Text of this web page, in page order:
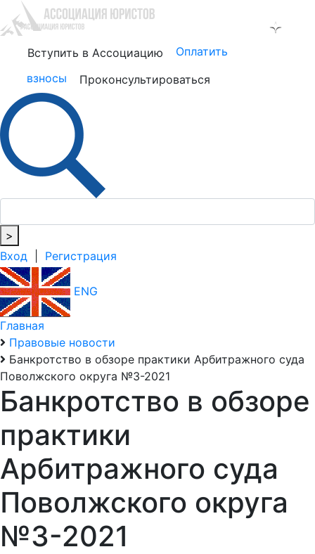
Вступить в Ассоциацию
Оплатить
взносы
Проконсультироваться
>
Вход
Регистрация
ENG
Главная
Правовые новости
Банкротство в обзоре практики Арбитражного суда
Поволжского округа №3-2021
Банкротство в обзоре
практики
Арбитражного суда
Поволжского округа
№3-2021